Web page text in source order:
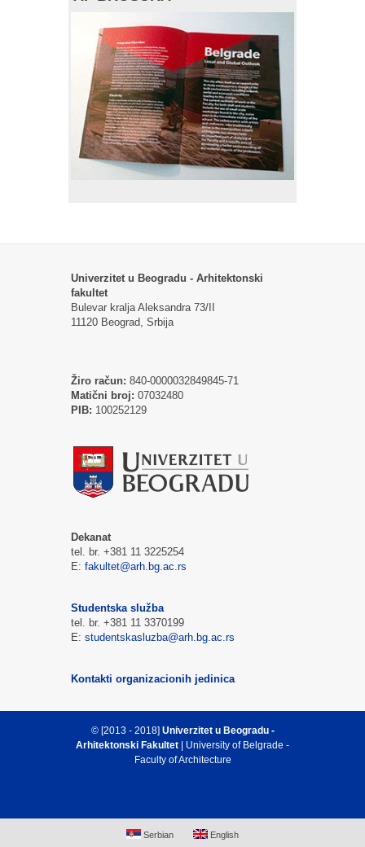
Univerzitet u Beogradu - Arhitektonski
fakultet
Bulevar kralja Aleksandra 73/II
11120 Beograd, Srbija
Žiro račun: 840-0000032849845-71
Matični broj: 07032480
PIB: 100252129
Dekanat
tel. br. +381 11 3225254
E: fakultet@arh.bg.ac.rs
Studentska služba
tel. br. +381 11 3370199
E: studentskasluzba@arh.bg.ac.rs
Kontakti organizacionih jedinica
© [2013 - 2018] Univerzitet u Beogradu -
Arhitektonski Fakultet | University of Belgrade -
Faculty of Architecture
Serbian English